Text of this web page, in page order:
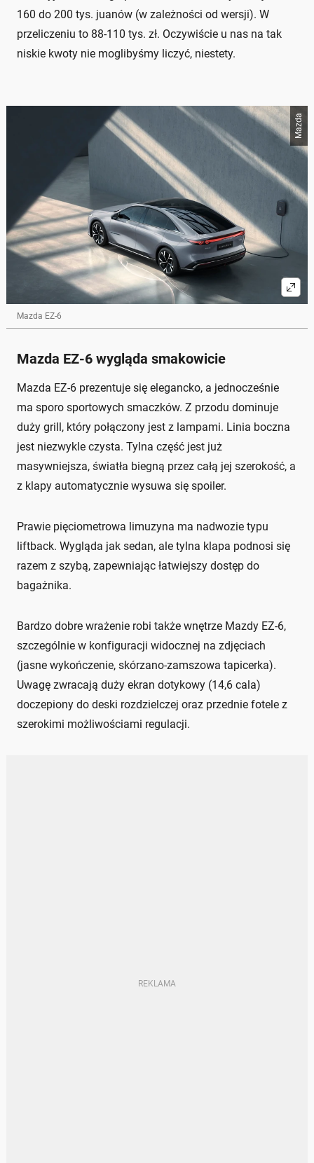
160 do 200 tys. juanów (w zależności od wersji). W
przeliczeniu to 88-110 tys. zł. Oczywiście u nas na tak
niskie kwoty nie moglibyśmy liczyć, niestety.
Mazda
Mazda EZ-6
Mazda EZ-6 wygląda smakowicie
Mazda EZ-6 prezentuje się elegancko, a jednocześnie
ma sporo sportowych smaczków. Z przodu dominuje
duży grill, który połączony jest z lampami. Linia boczna
jest niezwykle czysta. Tylna część jest już
masywniejsza, światła biegną przez całą jej szerokość, a
z klapy automatycznie wysuwa się spoiler.
Prawie pięciometrowa limuzyna ma nadwozie typu
liftback. Wygląda jak sedan, ale tylna klapa podnosi się
razem z szybą, zapewniając łatwiejszy dostęp do
bagażnika.
Bardzo dobre wrażenie robi także wnętrze Mazdy EZ-6,
szczególnie w konfiguracji widocznej na zdjęciach
(jasne wykończenie, skórzano-zamszowa tapicerka).
Uwagę zwracają duży ekran dotykowy (14,6 cala)
doczepiony do deski rozdzielczej oraz przednie fotele z
szerokimi możliwościami regulacji.